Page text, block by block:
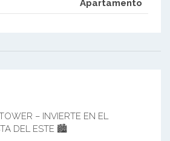
Apartamento
– INVIERTE EN EL
DEL ESTE 🏙️